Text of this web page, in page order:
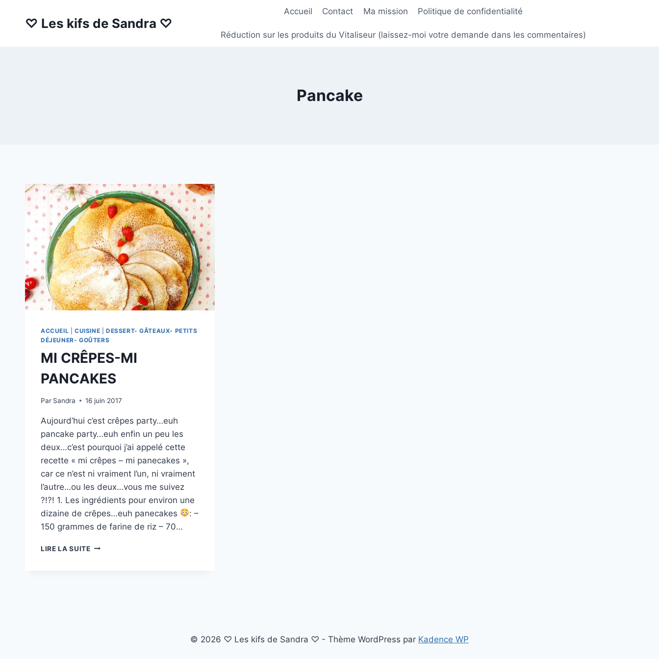
♡ Les kifs de Sandra ♡
Accueil Contact Ma mission Politique de confidentialité
Réduction sur les produits du Vitaliseur (laissez-moi votre demande dans les commentaires)
Pancake
ACCUEIL CUISINE
DESSERT- GÂTEAUX- PETITS
DÉJEUNER- GOÛTERS
MI CRÊPES-MI
PANCAKES
Par Sandra 16 juin 2017
Aujourd’hui c’est crêpes party…euh
pancake party…euh enfin un peu les
deux…c’est pourquoi j’ai appelé cette
recette « mi crêpes – mi panecakes »,
car ce n’est ni vraiment l’un, ni vraiment
l’autre…ou les deux…vous me suivez
?!?! 1. Les ingrédients pour environ une
dizaine de crêpes…euh panecakes
: –
150 grammes de farine de riz – 70…
LIRE LA SUITEMI
© 2026 ♡ Les kifs de Sandra ♡ - Thème WordPress par Kadence WP